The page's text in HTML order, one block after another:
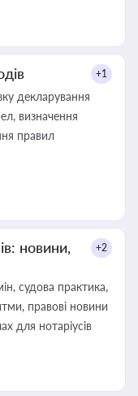
+1
декларування
визначення
правил
новини,
+2
судова практика,
правові новини
для нотаріусів